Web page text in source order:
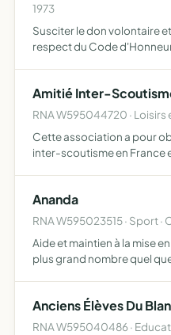
1973
Susciter le don volontaire
respect du Code
Amitié Inter-
RNA W595044720 · Loisirs
Cette association a pour
inter-scoutisme en France
Ananda
RNA W595023515 · Sport ·
Aide et maintien à la mise
plus grand nombre quel
Anciens Élèves Du
RNA W595040486 ·